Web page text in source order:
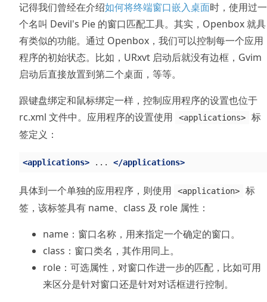
记得我们曾经在介绍如何将终端窗口嵌入桌面时，使用过一
个名叫 Devil's Pie 的窗口匹配工具。其实，Openbox 就具
有类似的功能。通过 Openbox，我们可以控制每一个应用
程序的初始状态。比如，URxvt 启动后就没有边框，Gvim
启动后直接放置到第二个桌面，等等。
跟键盘绑定和鼠标绑定一样，控制应用程序的设置也位于
rc.xml 文件中。应用程序的设置使用
<applications>
标
签定义：
<applications> ... </applications>
具体到一个单独的应用程序，则使用 <application>
标
签，该标签具有 name、class 及 role 属性：
name：窗口名称，用来指定一个确定的窗口。
class：窗口类名，其作用同上。
role：可选属性，对窗口作进一步的匹配，比如可用
来区分是针对窗口还是针对对话框进行控制。